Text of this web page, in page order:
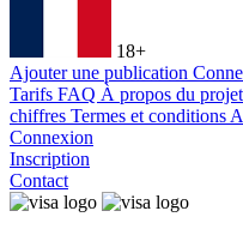
18+
Ajouter une publication
Tarifs FAQ À propos du projet
chiffres Termes et conditions
Connexion
Inscription
Contact